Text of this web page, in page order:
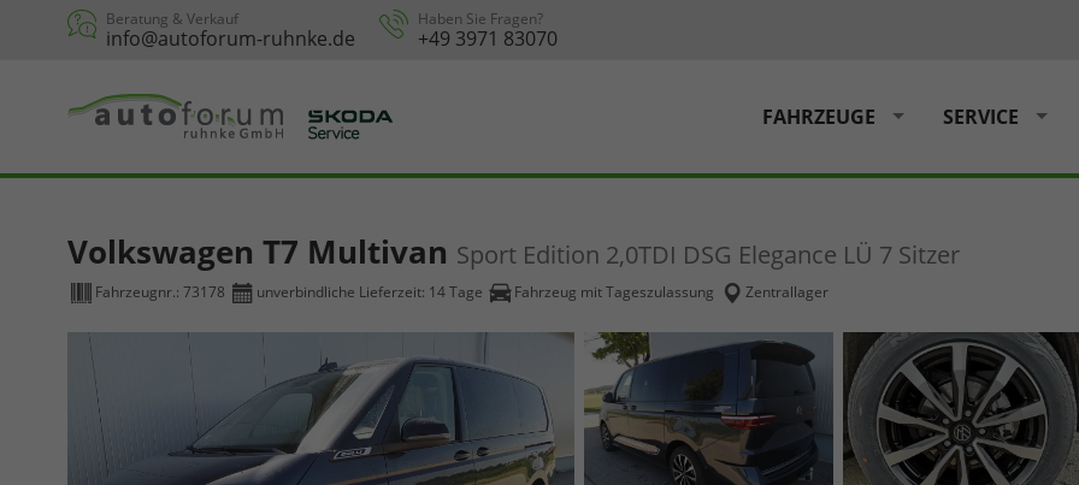
Beratung & Verkauf
info@autoforum-ruhnke.de
Haben Sie Fragen?
+49 3971 83070
FAHRZEUGE SERVICE
Volkswagen T7 Multivan Sport Edition 2,0TDI DSG Elegance LÜ 7 Sitzer
Fahrzeugnr.: 73178 unverbindliche Lieferzeit: 14 Tage Fahrzeug mit Tageszulassung Zentrallager